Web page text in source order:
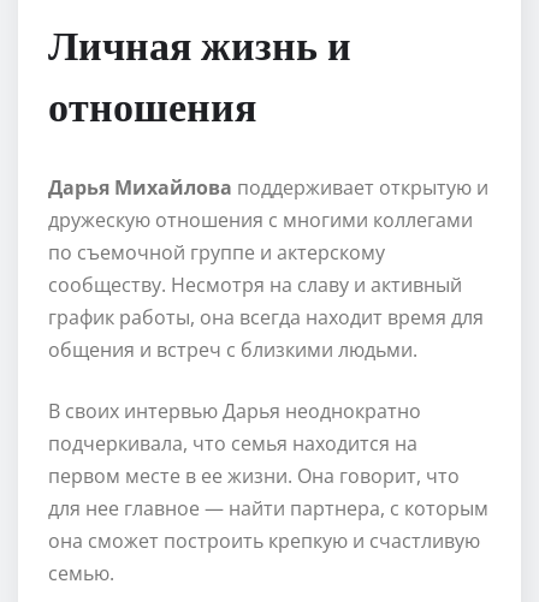
Личная жизнь и
отношения
Дарья Михайлова поддерживает открытую и
дружескую отношения с многими коллегами
по съемочной группе и актерскому
сообществу. Несмотря на славу и активный
график работы, она всегда находит время для
общения и встреч с близкими людьми.
В своих интервью Дарья неоднократно
подчеркивала, что семья находится на
первом месте в ее жизни. Она говорит, что
для нее главное — найти партнера, с которым
она сможет построить крепкую и счастливую
семью.